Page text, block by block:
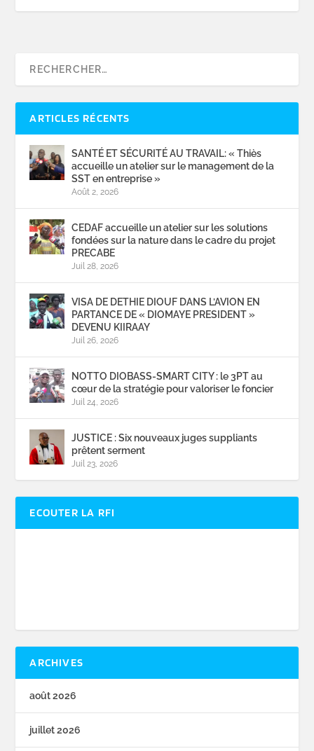
ARTICLES RÉCENTS
SANTÉ ET SÉCURITÉ AU TRAVAIL: « Thiès
accueille un atelier sur le management de la
SST en entreprise »
Août 2, 2026
CEDAF accueille un atelier sur les solutions
fondées sur la nature dans le cadre du projet
PRECABE
Juil 28, 2026
VISA DE DETHIE DIOUF DANS L’AVION EN
PARTANCE DE « DIOMAYE PRESIDENT »
DEVENU KIIRAAY
Juil 26, 2026
NOTTO DIOBASS-SMART CITY : le 3PT au
cœur de la stratégie pour valoriser le foncier
Juil 24, 2026
JUSTICE : Six nouveaux juges suppliants
prêtent serment
Juil 23, 2026
ECOUTER LA RFI
ARCHIVES
août 2026
juillet 2026